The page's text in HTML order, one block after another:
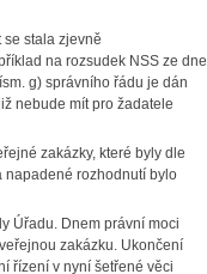
stala zjevně
na rozsudek NSS ze dne
g) správního řádu je dán
nebude mít pro žadatele
zakázky, které byly dle
napadené rozhodnutí bylo
Úřadu. Dnem právní moci
zakázku. Ukončení
řízení v nyní šetřené věci